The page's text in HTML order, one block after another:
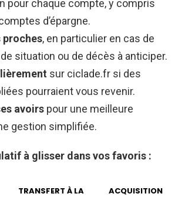
pour chaque compte, y compris
d’épargne.
proches, en particulier en cas de
situation ou de décès à anticiper.
sur ciclade.fr si des
pourraient vous revenir.
avoirs pour une meilleure
gestion simplifiée.
à glisser dans vos favoris :
TRANSFERT À LA
ACQUISITION